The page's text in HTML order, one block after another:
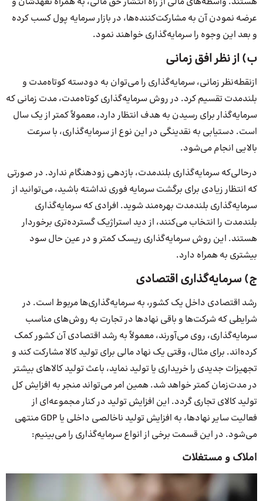
عرضه نمودن آن به مشارکت‌کننده‌ها، در بازار سرمایه پول کسب کرده
و بعد این وجوه را سرمایه‌گذاری خواهند نمود.
ب) از نظر افق زمانی
ازنقطه‌نظر زمانی، سرمایه‌گذاری را می‌توان به دودسته کوتاه‌مدت و
بلندمدت تقسیم کرد. در روش سرمایه‌گذاری کوتاه‌مدت، مدت زمانی که
سرمایه‌گذار برای رسیدن به هدف انتظار دارد، معمولاً کمتر از یک سال
است. دستیابی به نقدینگی در این نوع از سرمایه‌گذاری، با سرعت
بالایی انجام می‌شود.
درحالی‌که سرمایه‌گذاری بلندمدت، بازدهی زودهنگام ندارد. در صورتی
که انتظار زیادی برای برگشت سرمایه فوری نداشته باشید، می‌توانید از
سرمایه‌گذاری بلندمدت بهره‌مند شوید. افرادی که سرمایه‌گذاری
بلندمدت را انتخاب می‌کنند، از دید استراژیک گسترده‌تری برخوردار
هستند. این روش سرمایه‌گذاری ریسک کمتر و در عین حال سود
بیشتری به همراه دارد.
ج) سرمایه‌گذاری اقتصادی
رشد اقتصادی داخل یک کشور، به سرمایه‌گذاری‌ها مربوط است. در
شرایطی که شرکت‌ها و باقی نهادها در تجارت به روش‌های مناسب
سرمایه‌گذاری، روی می‌آورند، معمولاً به رشد اقتصادی آن کشور کمک
کرده‌اند. برای مثال، وقتی یک نهاد مالی برای تولید کالا مشارکت کند و
تجهیزات جدیدی را خریداری یا تولید نماید، باعث تولید کالاهای بیشتر
در مدت‌زمان کمتر خواهد شد. همین امر می‌تواند منجر به افزایش کل
تولید کالای تجاری گردد. این افزایش تولید در کنار مجموعه‌ای از
فعالیت سایر نهادها، به افزایش تولید ناخالصی داخلی یا GDP منتهی
می‌شود. در این قسمت برخی از انواع سرمایه‌گذاری را می‌بینیم:
املاک و مستغلات